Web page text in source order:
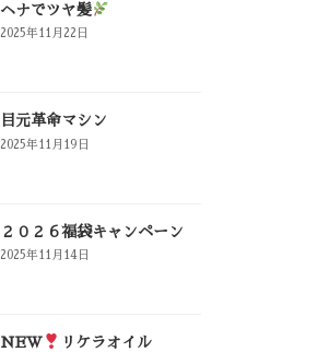
ヘナでツヤ髪
2025年11月22日
目元革命マシン
2025年11月19日
２０２６福袋キャンペーン
2025年11月14日
NEW リケラオイル